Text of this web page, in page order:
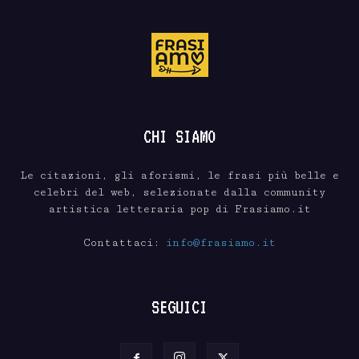
CHI SIAMO
Le citazioni, gli aforismi, le frasi più belle e
celebri del web, selezionate dalla community
artistica letteraria pop di Frasiamo.it
Contattaci: info@frasiamo.it
SEGUICI